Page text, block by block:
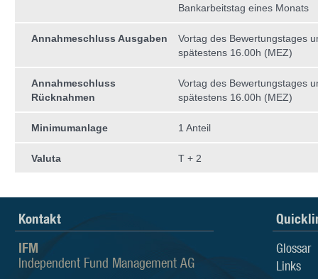
Bankarbeitstag eines Monats
Annahmeschluss Ausgaben
Vortag des Bewertungstages
spätestens 16.00h (MEZ)
Annahmeschluss
Rücknahmen
Vortag des Bewertungstages
spätestens 16.00h (MEZ)
Minimumanlage 1 Anteil
Valuta T + 2
Kontakt
IFM
Independent Fund Management AG
Glossar
Links